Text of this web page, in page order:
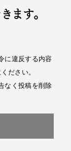
ます。
に違反する内容
ださい。
なく投稿を削除